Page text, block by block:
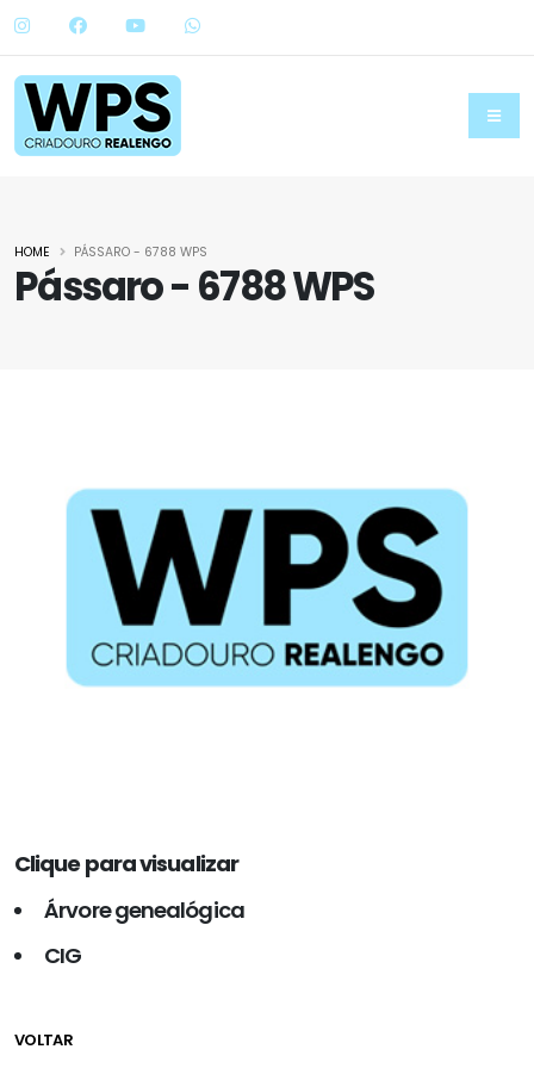
Pássaro - 6788 WPS
HOME PÁSSARO - 6788 WPS
Clique para visualizar
Árvore genealógica
CIG
VOLTAR